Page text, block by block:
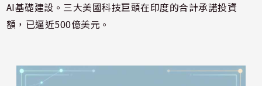
AI基礎建設。三大美國科技巨頭在印度的合計承諾投資
額，已逼近500億美元。